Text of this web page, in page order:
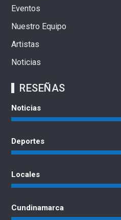
Eventos
Nuestro Equipo
Artistas
Noticias
RESEÑAS
Noticias
Deportes
Locales
Cundinamarca